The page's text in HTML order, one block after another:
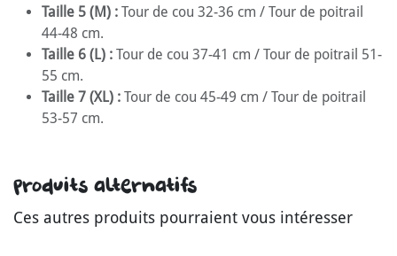
Taille 5 (M) : Tour de cou 32-36 cm / Tour de poitrail
44-48 cm.
Taille 6 (L) : Tour de cou 37-41 cm / Tour de poitrail 51-
55 cm.
Taille 7 (XL) : Tour de cou 45-49 cm / Tour de poitrail
53-57 cm.
Produits alternatifs
Ces autres produits pourraient vous intéresser